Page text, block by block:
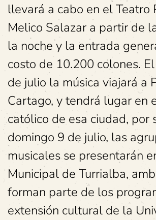
llevará a cabo en el Teatro
Melico Salazar a partir de
la noche y la entrada
costo de 10.200 colones.
de julio la música viajará a
Cartago, y tendrá lugar en
católico de esa ciudad, por
domingo 9 de julio, las
musicales se presentarán
Municipal de Turrialba,
forman parte de los
extensión cultural de la